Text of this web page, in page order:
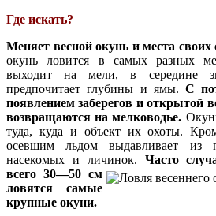
Где искать?
Меняет весной окунь и места своих
окунь ловится в самых разных
выходит на мели, в середине
предпочитает глубины и ямы.С
появлением заберегов и открытой
возвращаются на мелководье.
туда, куда и объект их охоты.
осевшим льдом выдавливает из
насекомых и личинок. Часто
всего 30—50 см
ловятся самые
крупные окуни.